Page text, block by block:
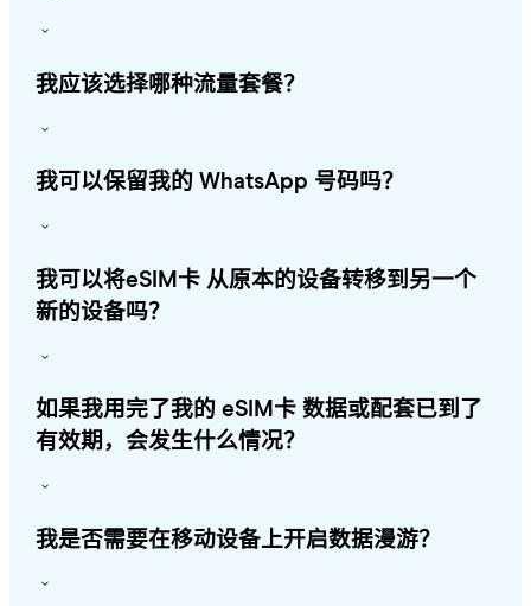
我应该选择哪种流量套餐？
我可以保留我的 WhatsApp 号码吗？
我可以将eSIM卡 从原本的设备转移到另一个
新的设备吗？
如果我用完了我的 eSIM卡 数据或配套已到了
有效期，会发生什么情况？
我是否需要在移动设备上开启数据漫游？